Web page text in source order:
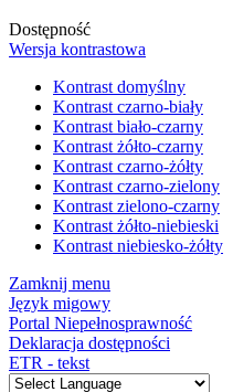
Dostępność
Wersja kontrastowa
Kontrast domyślny
Kontrast czarno-biały
Kontrast biało-czarny
Kontrast żółto-czarny
Kontrast czarno-żółty
Kontrast czarno-zielony
Kontrast zielono-czarny
Kontrast żółto-niebieski
Kontrast niebiesko-żółty
Zamknij menu
Język migowy
Portal Niepełnosprawność
Deklaracja dostępności
ETR - tekst